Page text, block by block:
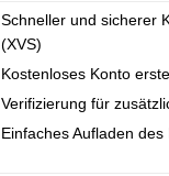
Schneller und sicherer
(XVS)
Kostenloses Konto
Verifizierung für
Einfaches Aufladen des